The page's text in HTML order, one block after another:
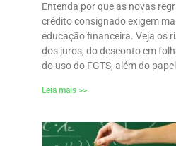
Entenda por que as novas
crédito consignado exigem
educação financeira. Veja os
dos juros, do desconto em
do uso do FGTS, além do papel
Leia mais >>